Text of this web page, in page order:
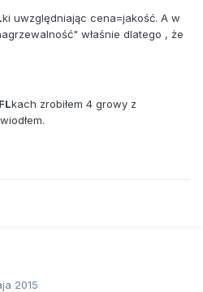
ki uwzględniając cena=jakość. A w
właśnie dlatego , że
kach zrobiłem 4 growy z
2015